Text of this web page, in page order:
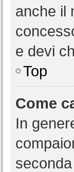
anche il
e devi
Top
Come
In